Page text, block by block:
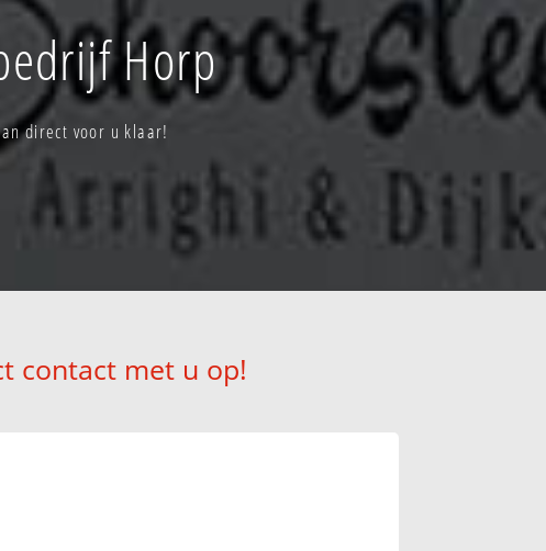
Horp
direct voor u klaar!
contact met u op!